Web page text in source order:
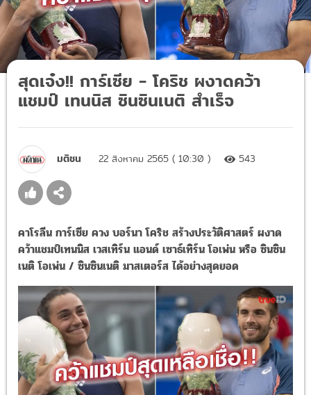
สุดเจ๋ง!! การ์เซีย - โคริช ผงาดคว้า
แชมป์ เทนนิส ซินซินเนติ สำเร็จ
มติชน 22 สิงหาคม 2565 ( 10:30 ) 543
คาโรลีน การ์เซีย ควง บอร์นา โคริช สร้างประวัติศาสตร์ ผงาด
คว้าแชมป์เทนนิส เวสเทิร์น แอนด์ เซาธ์เทิร์น โอเพ่น หรือ ซินซิน
เนติ โอเพ่น / ซินซินเนติ มาสเตอร์ส ได้อย่างสุดยอด